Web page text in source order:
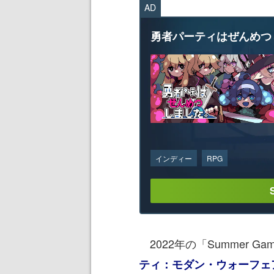
AD
勇者パーティはぜんめ
インディー RPG
2022年の「Summer
ティ：モダン・ウォーフ